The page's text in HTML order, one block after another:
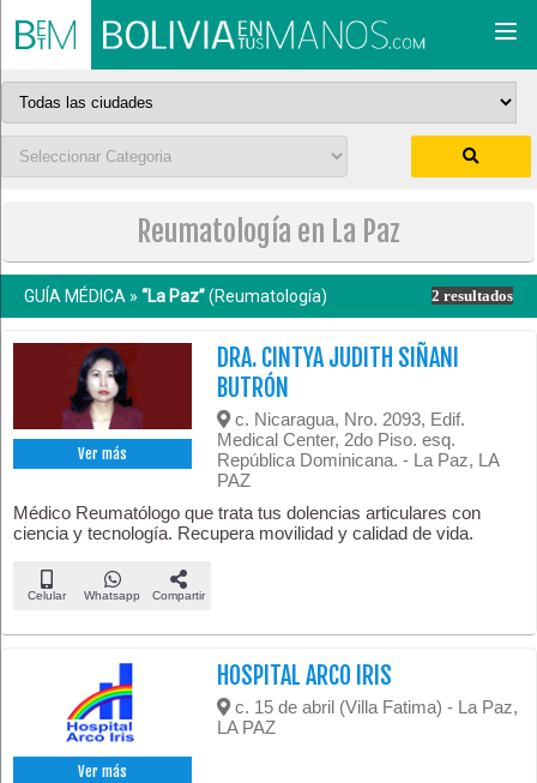
Reumatología en La Paz
GUÍA MÉDICA » “La Paz”(Reumatología) 2 resultados
Ver más
DRA. CINTYA JUDITH SIÑANI
BUTRÓN
c. Nicaragua, Nro. 2093, Edif.
Medical Center, 2do Piso. esq.
República Dominicana. - La Paz, LA
PAZ
Médico Reumatólogo que trata tus dolencias articulares con
ciencia y tecnología. Recupera movilidad y calidad de vida.
Celular Whatsapp Compartir
Ver más
HOSPITAL ARCO IRIS
c. 15 de abril (Villa Fatima) - La Paz,
LA PAZ